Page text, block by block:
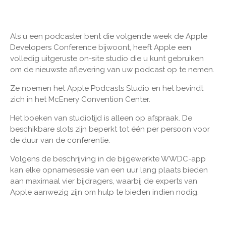
Als u een podcaster bent die volgende week de Apple
Developers Conference bijwoont, heeft Apple een
volledig uitgeruste on-site studio die u kunt gebruiken
om de nieuwste aflevering van uw podcast op te nemen.
Ze noemen het Apple Podcasts Studio en het bevindt
zich in het McEnery Convention Center.
Het boeken van studiotijd is alleen op afspraak. De
beschikbare slots zijn beperkt tot één per persoon voor
de duur van de conferentie.
Volgens de beschrijving in de bijgewerkte WWDC-app
kan elke opnamesessie van een uur lang plaats bieden
aan maximaal vier bijdragers, waarbij de experts van
Apple aanwezig zijn om hulp te bieden indien nodig.